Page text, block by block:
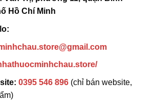
Hồ Chí Minh
0395 546 896 (chỉ bán website,